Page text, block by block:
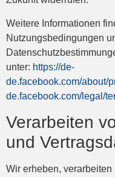
Weitere Informationen
Nutzungsbedingungen
unter: https://de-
de.facebook.com/about/
de.facebook.com/legal/
Verarbeiten
und
Wir erheben,